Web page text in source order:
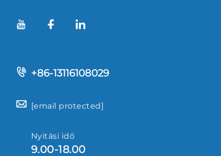
+86-13116108029
[email protected]
Nyitási idő
9.00-18.00